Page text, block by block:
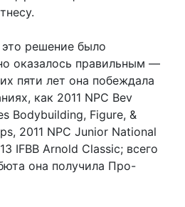
решение было
оказалось правильным —
пяти лет она побеждала
как 2011 NPC Bev
Bodybuilding, Figure, &
2011 NPC Junior National
IFBB Arnold Classic; всего
она получила Про-